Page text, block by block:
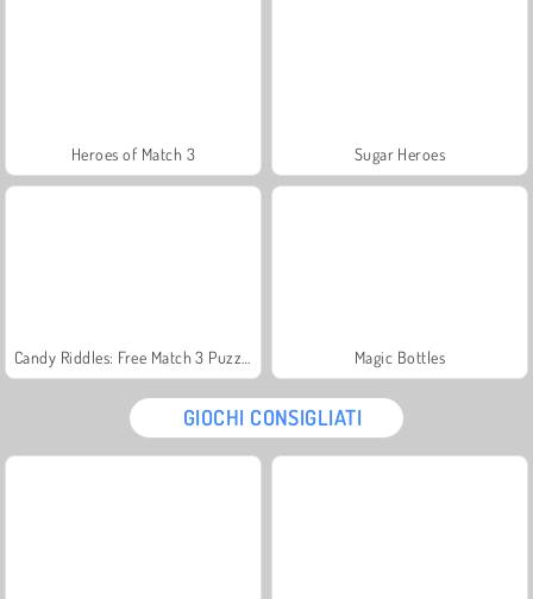
Heroes of Match 3 Sugar Heroes
Magic Bottles
GIOCHI CONSIGLIATI